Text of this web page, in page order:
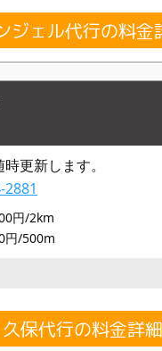
ジェル代行の料金
時更新します。
2881
円/2km
円/500m
久保代行の料金詳